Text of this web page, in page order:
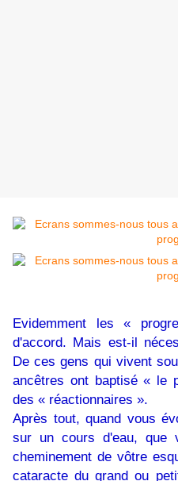
Evidemment les «
d'accord. Mais est-il
De ces gens qui vivent
ancêtres ont baptisé « le
des « réactionnaires ».
Après tout, quand vous
sur un cours d'eau, que
cheminement de vôtre
cataracte du grand ou